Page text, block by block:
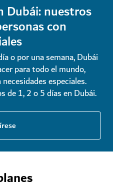
Dubái: nuestros
con
o por una semana, Dubái
para todo el mundo,
especiales.
de 1, 2 o 5 días en Dubái.